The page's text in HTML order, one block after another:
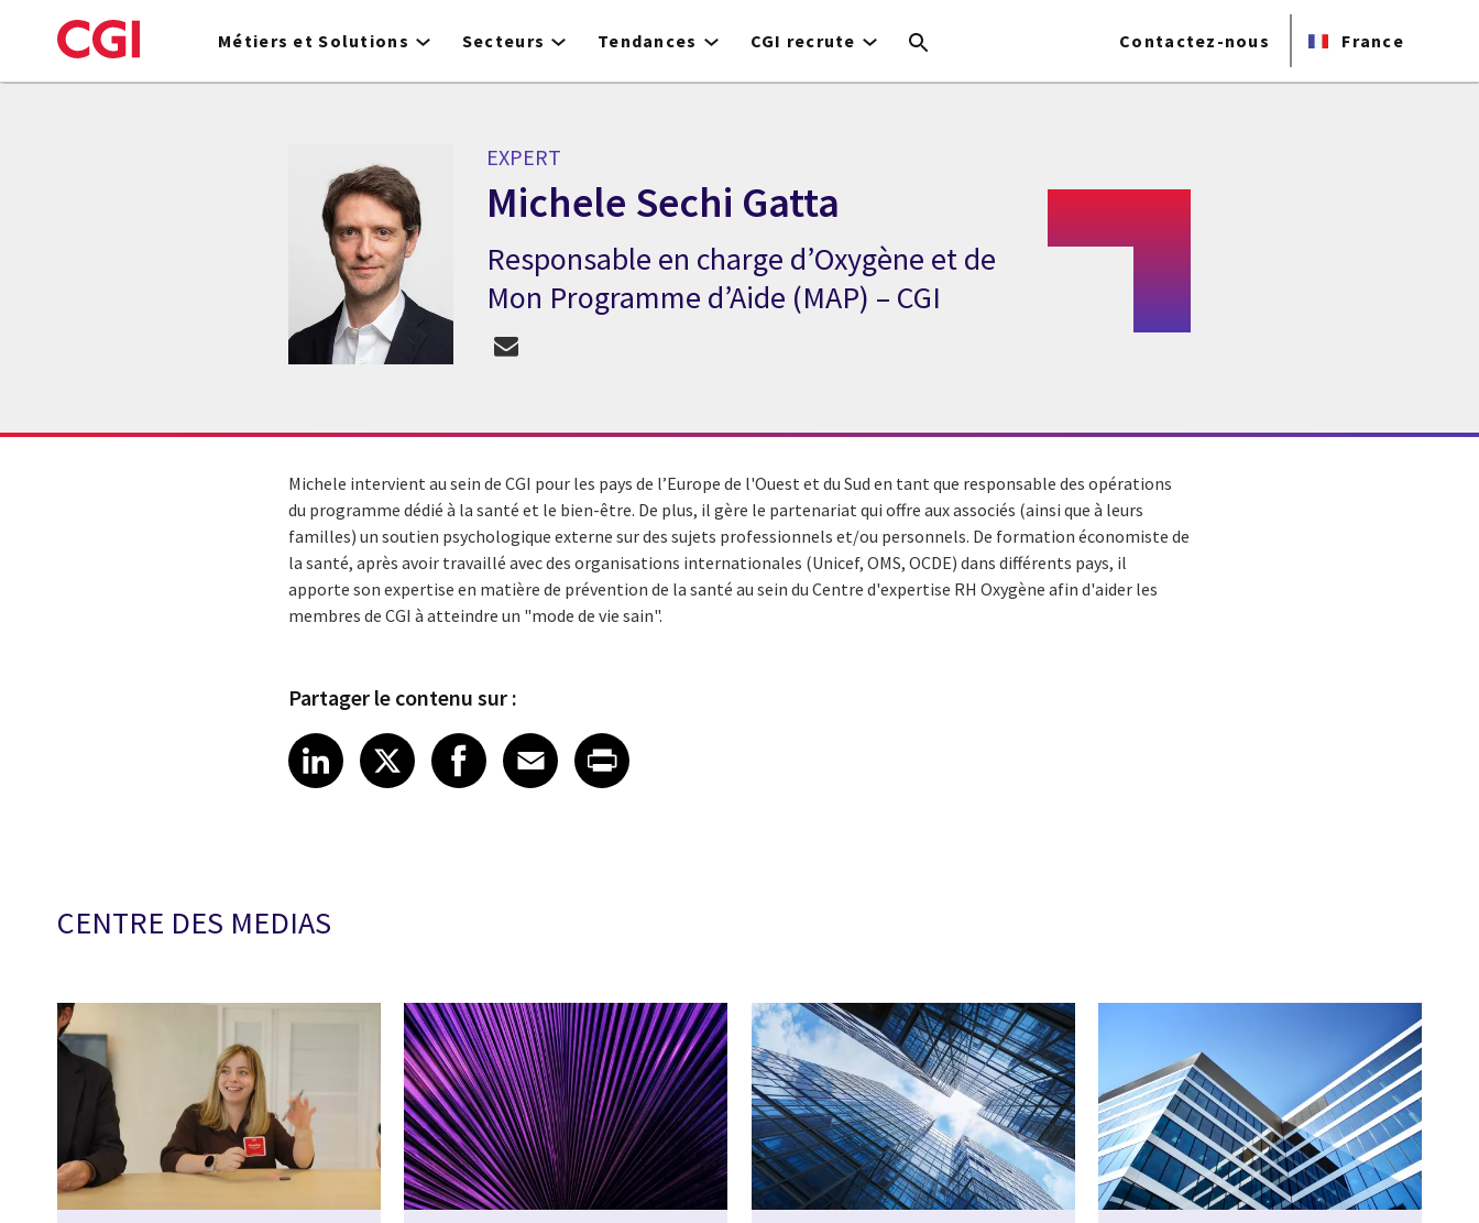
to
Métiers et Solutions Secteurs Tendances CGI recrute Contactez-nous France
EXPERT
Michele Sechi Gatta
Expert Michele Sechi Gatta
Responsable en charge d’Oxygène et de
Mon Programme d’Aide (MAP) – CGI
Michele intervient au sein de CGI pour les pays de l’Europe de l'Ouest et du Sud en tant que responsable des opérations
du programme dédié à la santé et le bien-être. De plus, il gère le partenariat qui offre aux associés (ainsi que à leurs
familles) un soutien psychologique externe sur des sujets professionnels et/ou personnels. De formation économiste de
la santé, après avoir travaillé avec des organisations internationales (Unicef, OMS, OCDE) dans différents pays, il
apporte son expertise en matière de prévention de la santé au sein du Centre d'expertise RH Oxygène afin d'aider les
membres de CGI à atteindre un "mode de vie sain".
Partager le contenu sur :
Share article on LinkedIn
LinkedIn
Share article on X
XShare article on Facebook
Facebook
Share article on Email
Email
Share article on Print
CENTRE DES MEDIAS